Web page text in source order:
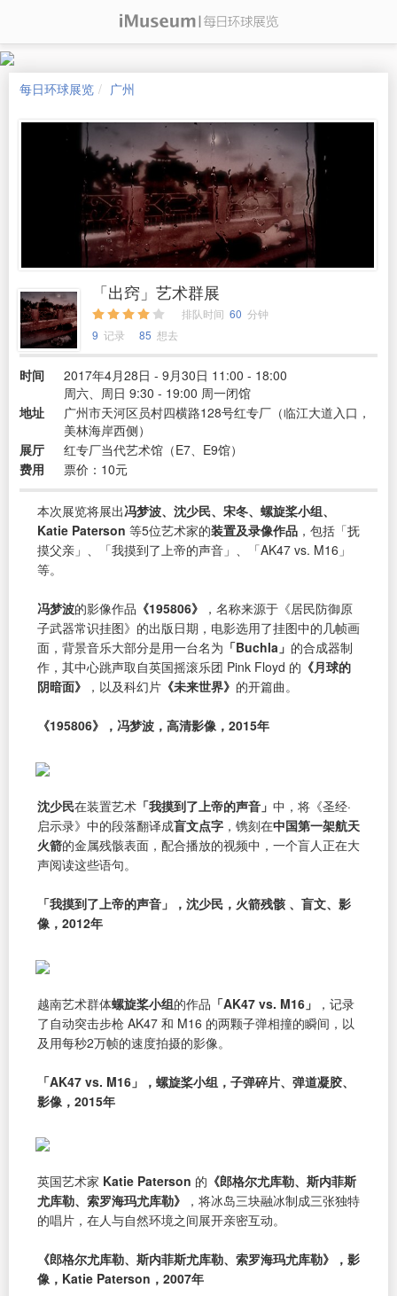
每日环球展览 广州
「出窍」艺术群展
排队时间 60 分钟
9 记录 85 想去
时间
2017年4月28日 - 9月30日 11:00 - 18:00
周六、周日 9:30 - 19:00 周一闭馆
地址
广州市天河区员村四横路128号红专厂（临江大道入口，
美林海岸西侧）
展厅
红专厂当代艺术馆（E7、E9馆）
费用
票价：10元
本次展览将展出冯梦波、沈少民、宋冬、螺旋桨小组、
Katie Paterson 等5位艺术家的装置及录像作品 ，包括「抚
摸父亲」、「我摸到了上帝的声音」、「AK47 vs. M16」
等。
冯梦波的影像作品 《195806》
，名称来源于《居民防御原
子武器常识挂图》的出版日期，电影选用了挂图中的几帧画
面，背景音乐大部分是用一台名为 「Buchla」 的合成器制
作，其中心跳声取自英国摇滚乐团 Pink Floyd 的 《月球的
阴暗面》
，以及科幻片 《未来世界》 的开篇曲。
《195806》，冯梦波，高清影像，2015年
沈少民在装置艺术 「我摸到了上帝的声音」 中，将《圣经·
启示录》中的段落翻译成盲文点字 ，镌刻在中国第一架航天
火箭的金属残骸表面，配合播放的视频中，一个盲人正在大
声阅读这些语句。
「我摸到了上帝的声音」，沈少民，火箭残骸 、盲文、影
像，2012年
越南艺术群体螺旋桨小组的作品 「AK47 vs. M16」
，记录
了自动突击步枪 AK47 和 M16 的两颗子弹相撞的瞬间，以
及用每秒2万帧的速度拍摄的影像。
「AK47 vs. M16」，螺旋桨小组，子弹碎片、弹道凝胶、
影像，2015年
英国艺术家 Katie Paterson 的 《郎格尔尤库勒、斯内菲斯
尤库勒、索罗海玛尤库勒》
，将冰岛三块融冰制成三张独特
的唱片，在人与自然环境之间展开亲密互动。
《郎格尔尤库勒、斯内菲斯尤库勒、索罗海玛尤库勒》，影
像，Katie Paterson，2007年